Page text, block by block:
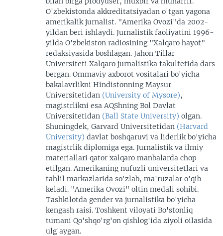
O'zbekistonda akkreditatsiyadan o'tgan yagona
amerikalik jurnalist. "Amerika Ovozi"da 2002-
yildan beri ishlaydi. Jurnalistik faoliyatini 1996-
yilda O'zbekiston radiosining "Xalqaro hayot"
redaksiyasida boshlagan. Jahon Tillar
Universiteti Xalqaro jurnalistika fakultetida dars
bergan. Ommaviy axborot vositalari bo'yicha
bakalavrlikni Hindistonning Maysur
Universitetidan (University of Mysore),
magistrlikni esa AQShning Bol Davlat
Universitetidan (Ball State University) olgan.
Shuningdek, Garvard Universitetidan (Harvard
University) davlat boshqaruvi va liderlik bo'yicha
magistrlik diplomiga ega. Jurnalistik va ilmiy
materiallari qator xalqaro manbalarda chop
etilgan. Amerikaning nufuzli universitetlari va
tahlil markazlarida so'zlab, ma'ruzalar o'qib
keladi. "Amerika Ovozi" oltin medali sohibi.
Tashkilotda gender va jurnalistika bo'yicha
kengash raisi. Toshkent viloyati Bo'stonliq
tumani Qo'shqo'rg'on qishlog'ida ziyoli oilasida
ulg'aygan.